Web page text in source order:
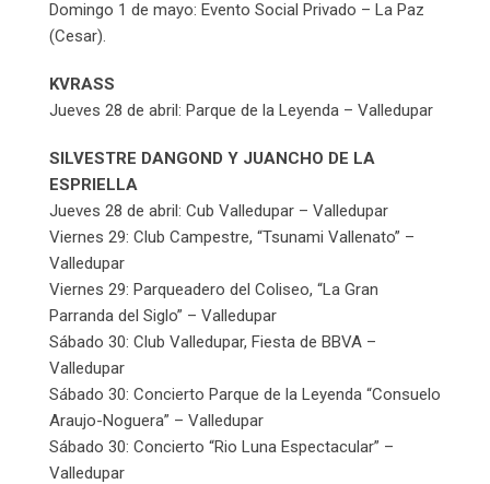
Domingo 1 de mayo: Evento Social Privado – La Paz
(Cesar).
KVRASS
Jueves 28 de abril: Parque de la Leyenda – Valledupar
SILVESTRE DANGOND Y JUANCHO DE LA
ESPRIELLA
Jueves 28 de abril: Cub Valledupar – Valledupar
Viernes 29: Club Campestre, “Tsunami Vallenato” –
Valledupar
Viernes 29: Parqueadero del Coliseo, “La Gran
Parranda del Siglo” – Valledupar
Sábado 30: Club Valledupar, Fiesta de BBVA –
Valledupar
Sábado 30: Concierto Parque de la Leyenda “Consuelo
Araujo-Noguera” – Valledupar
Sábado 30: Concierto “Rio Luna Espectacular” –
Valledupar